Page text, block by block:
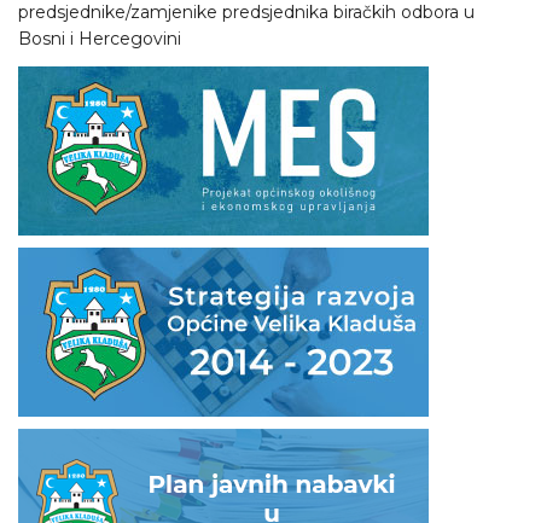
predsjednike/zamjenike predsjednika biračkih odbora u
Bosni i Hercegovini